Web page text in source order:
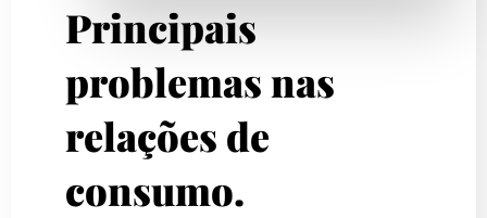
Principais
problemas nas
relações de
consumo.